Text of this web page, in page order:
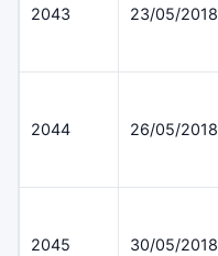
2043 23/05/2018
2044 26/05/2018
2045 30/05/2018